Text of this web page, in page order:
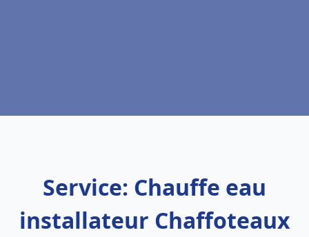
Service: Chauffe eau
installateur Chaffoteaux